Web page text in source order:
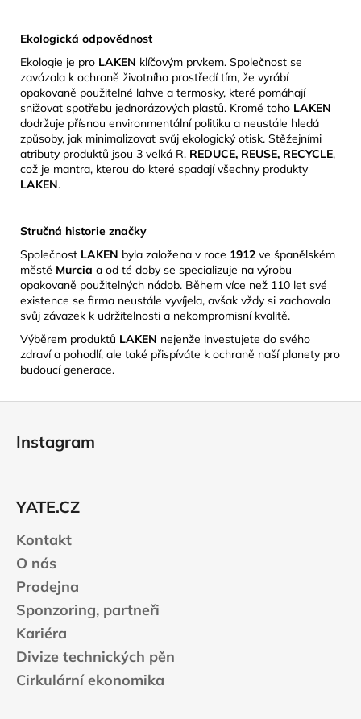
Ekologická odpovědnost
Ekologie je pro LAKEN klíčovým prvkem. Společnost se
zavázala k ochraně životního prostředí tím, že vyrábí
opakovaně použitelné lahve a termosky, které pomáhají
snižovat spotřebu jednorázových plastů. Kromě toho LAKEN
dodržuje přísnou environmentální politiku a neustále hledá
způsoby, jak minimalizovat svůj ekologický otisk. ​Stěžejními
atributy produktů jsou 3 velká R. REDUCE, REUSE, RECYCLE,
což je mantra, kterou do které spadají všechny produkty
LAKEN.
Stručná historie značky
Společnost LAKEN byla založena v roce 1912 ve španělském
městě Murcia a od té doby se specializuje na výrobu
opakovaně použitelných nádob. Během více než 110 let své
existence se firma neustále vyvíjela, avšak vždy si zachovala
svůj závazek k udržitelnosti a nekompromisní kvalitě.
Výběrem produktů LAKEN nejenže investujete do svého
zdraví a pohodlí, ale také přispíváte k ochraně naší planety pro
budoucí generace.
Instagram
YATE.CZ
Kontakt
O nás
Prodejna
Sponzoring, partneři
Kariéra
Divize technických pěn
Cirkulární ekonomika